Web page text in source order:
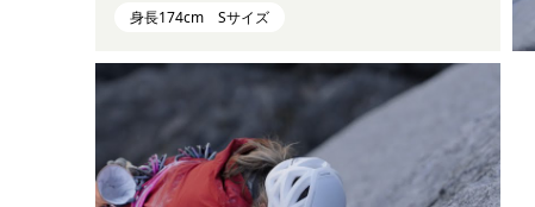
身長174cm Sサイズ